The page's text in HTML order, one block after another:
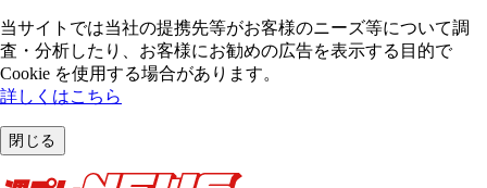
当サイトでは当社の提携先等がお客様のニーズ等について調
査・分析したり、お客様にお勧めの広告を表⽰する⽬的で
Cookie を使⽤する場合があります。
詳しくはこちら
閉じる